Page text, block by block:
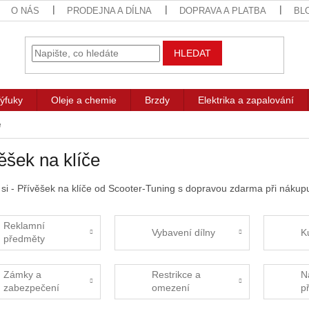
O NÁS PRODEJNA A DÍLNA DOPRAVA A PLATBA
HLEDAT
Oleje a chemie Brzdy Elektrika a zapalování
na klíče
- Přívěšek na klíče od Scooter-Tuning s dopravou zdarma při
Reklamní
předměty
Vybavení dílny
Zámky a
zabezpečení
Restrikce a
omezení